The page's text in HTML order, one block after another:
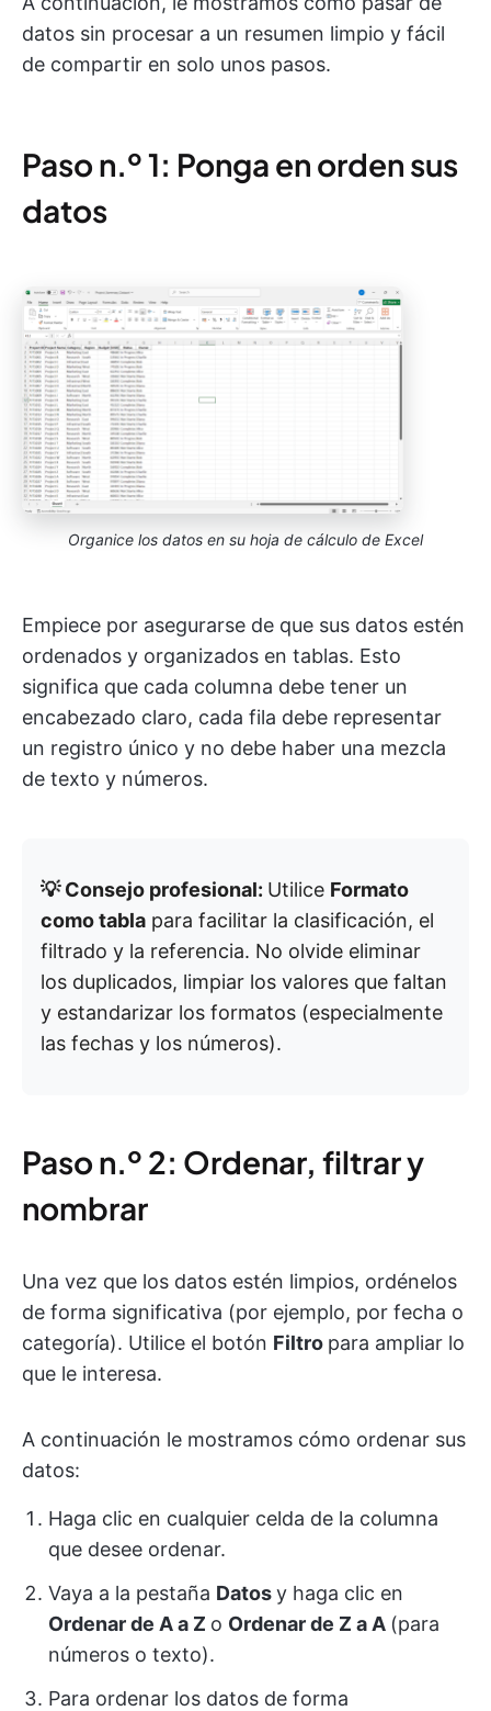
datos sin procesar a un resumen limpio y fácil
de compartir en solo unos pasos.
Paso n.º 1: Ponga en orden sus
datos
Organice los datos en su hoja de cálculo de Excel
Empiece por asegurarse de que sus datos estén
ordenados y organizados en tablas. Esto
significa que cada columna debe tener un
encabezado claro, cada fila debe representar
un registro único y no debe haber una mezcla
de texto y números.
💡 Consejo profesional: Utilice Formato
como tabla para facilitar la clasificación, el
filtrado y la referencia. No olvide eliminar
los duplicados, limpiar los valores que faltan
y estandarizar los formatos (especialmente
las fechas y los números).
Paso n.º 2: Ordenar, filtrar y
nombrar
Una vez que los datos estén limpios, ordénelos
de forma significativa (por ejemplo, por fecha o
categoría). Utilice el botón Filtro para ampliar lo
que le interesa.
A continuación le mostramos cómo ordenar sus
datos:
Haga clic en cualquier celda de la columna
que desee ordenar.
Vaya a la pestaña Datosy haga clic en
Ordenar de A a Z o Ordenar de Z a A (para
números o texto).
Para ordenar los datos de forma